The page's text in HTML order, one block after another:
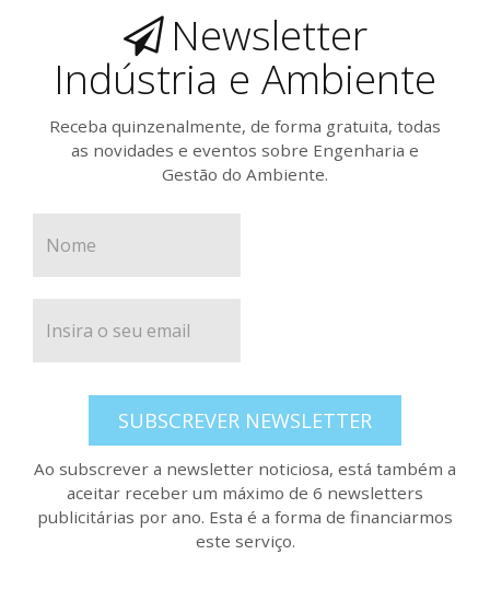
Newsletter
Indústria e Ambiente
Receba quinzenalmente, de forma gratuita, todas
as novidades e eventos sobre Engenharia e
Gestão do Ambiente.
SUBSCREVER NEWSLETTER
Ao subscrever a newsletter noticiosa, está também a
aceitar receber um máximo de 6 newsletters
publicitárias por ano. Esta é a forma de financiarmos
este serviço.